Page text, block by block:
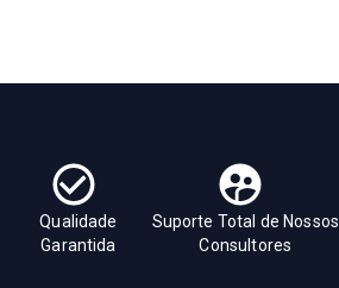
Qualidade
Garantida
Suporte Total de Nossos
Consultores